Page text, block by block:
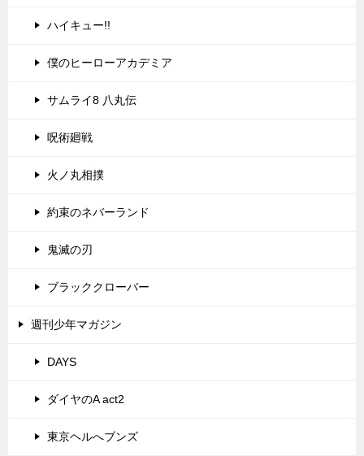
ハイキュー!!
僕のヒーローアカデミア
サムライ8 八丸伝
呪術廻戦
火ノ丸相撲
約束のネバーランド
鬼滅の刃
ブラッククローバー
週刊少年マガジン
DAYS
ダイヤのA act2
東京ヘルへブンズ